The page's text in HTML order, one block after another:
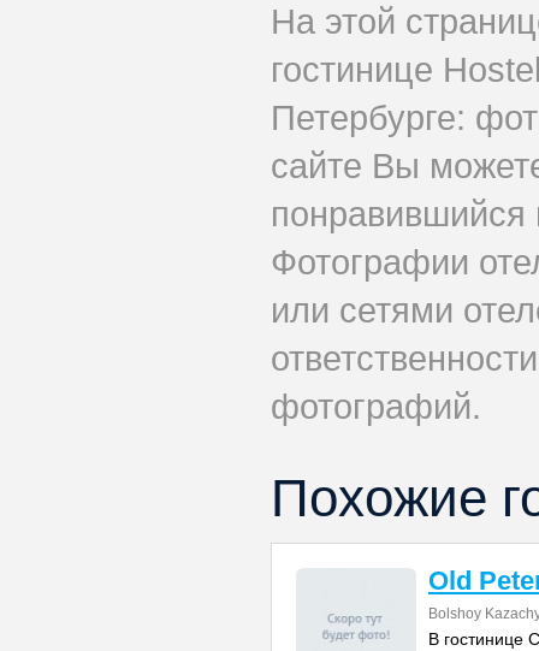
На этой
гостинице
Петербурге:
сайте Вы
понравившийся
Фотографии
или сетями
фотографий.
Похожие
Old
Bolshoy
В гостинице